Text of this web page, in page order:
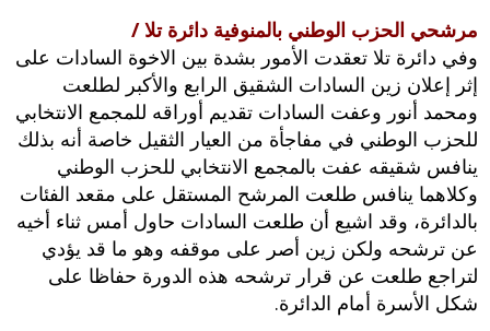
مرشحي الحزب الوطني بالمنوفية دائرة تلا /
وفي دائرة تلا تعقدت الأمور بشدة بين الاخوة السادات على
إثر إعلان زين السادات الشقيق الرابع والأكبر لطلعت
ومحمد أنور وعفت السادات تقديم أوراقه للمجمع الانتخابي
للحزب الوطني في مفاجأة من العيار الثقيل خاصة أنه بذلك
ينافس شقيقه عفت بالمجمع الانتخابي للحزب الوطني
وكلاهما ينافس طلعت المرشح المستقل على ‬مقعد الفئات
بالدائرة،‮ ‬وقد اشيع أن طلعت السادات حاول أمس‮ ‬ثناء أخيه
عن ترشحه ولكن زين أصر على موقفه وهو ما قد يؤدي
لتراجع طلعت عن قرار ترشحه هذه الدورة حفاظا على
شكل الأسرة أمام الدائرة‮.‬